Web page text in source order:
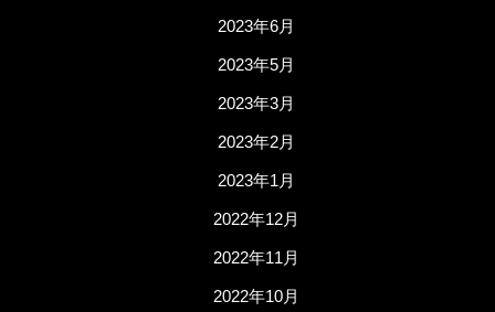
2023年6月
2023年5月
2023年3月
2023年2月
2023年1月
2022年12月
2022年11月
2022年10月